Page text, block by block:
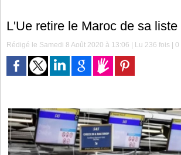
L'Ue retire le Maroc de sa liste
Rédigé le Samedi 8 Août 2020 à 13:06 | Lu 236 fois |0